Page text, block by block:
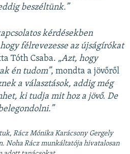
beszéltünk.”
kérdésekben
félrevezesse az újságírókat
Tóth Csaba. „Azt, hogy
én tudom”, mondta a jövőről
a választások, addig még
ki tudja mit hoz a jövő. De
Rácz Mónika Karácsony Gergely
Noha Rácz munkáltatója hivatalosan